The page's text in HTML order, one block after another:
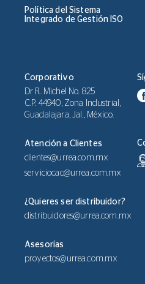
Política del Sistema
Integrado de Gestión ISO
Corporativo
Dr R. Michel No. 825
C.P. 44940, Zona Industrial,
Guadalajara, Jal., México.
Atención a Clientes
clientes@urrea.com.mx
serviciocac@urrea.com.mx
¿Quieres ser distribuidor?
distribuidores@urrea.com.mx
Asesorías
proyectos@urrea.com.mx